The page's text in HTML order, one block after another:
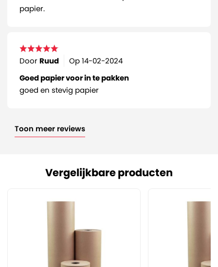
papier.
Door Ruud Op14-02-2024
Goed papier voor in te pakken
goed en stevig papier
Toon meer reviews
Vergelijkbare producten